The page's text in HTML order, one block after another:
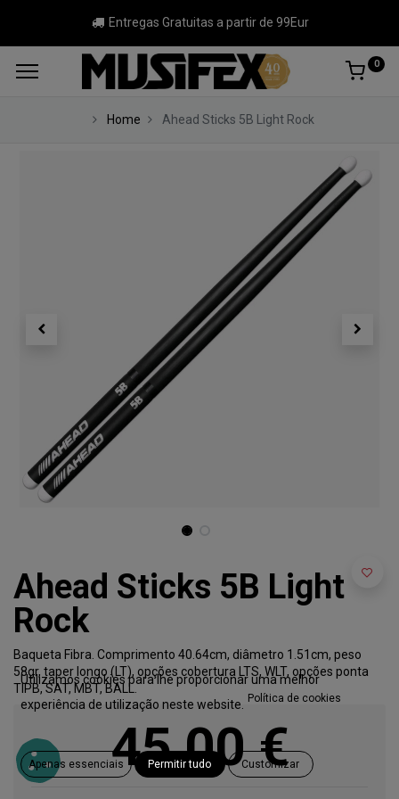
Entregas Gratuitas a partir de 99Eur
0
Home Ahead Sticks 5B Light Rock
Ahead Sticks 5B Light
Rock
Baqueta Fibra. Comprimento 40.64cm, diâmetro 1.51cm, peso
58gr, taper longo (LT), opções cobertura LTS, WLT, opções ponta
TIPB, SAT, MBT, BALL.
45,00€
Utilizamos cookies para lhe proporcionar uma melhor
experiência de utilização neste website.
Política de cookies
Apenas essenciais Permitir tudo Customizar